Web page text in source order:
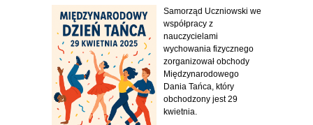
Samorząd Uczniowski we
współpracy z
nauczycielami
wychowania fizycznego
zorganizował obchody
Międzynarodowego
Dania Tańca, który
obchodzony jest 29
kwietnia.